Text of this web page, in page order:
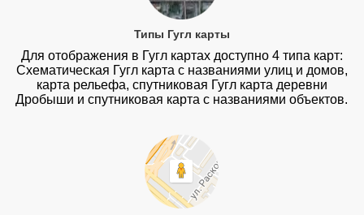
Типы Гугл карты
Для отображения в Гугл картах доступно 4 типа карт:
Схематическая Гугл карта с названиями улиц и домов,
карта рельефа, спутниковая Гугл карта деревни
Дробыши и спутниковая карта с названиями объектов.